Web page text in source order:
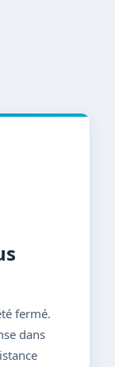
fermé.
dans